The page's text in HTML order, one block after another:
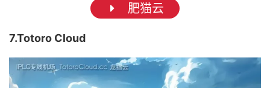
肥猫云
7.Totoro Cloud